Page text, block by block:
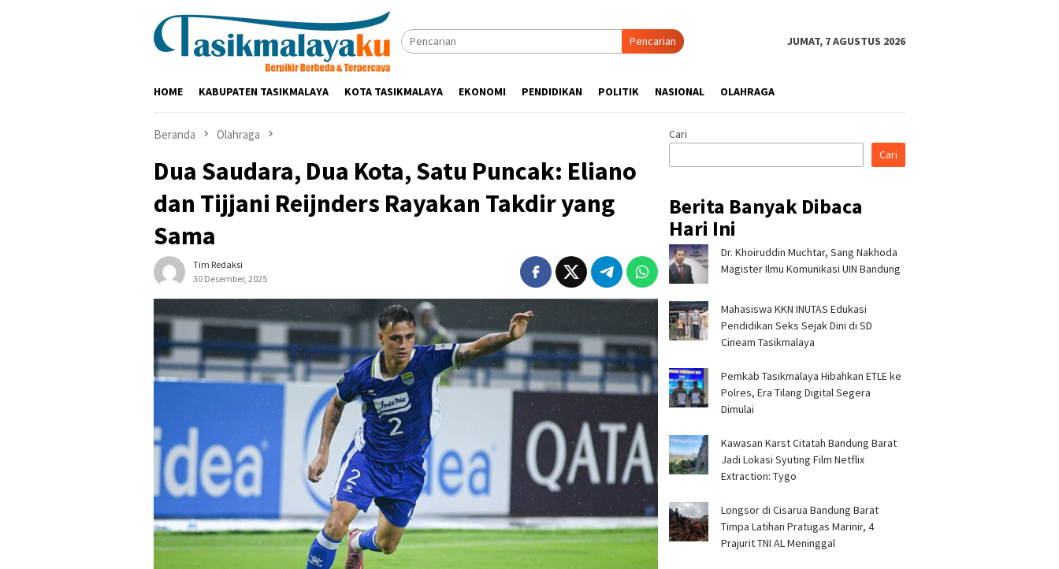
Pencarian JUMAT, 7 AGUSTUS 2026
HOME KABUPATEN TASIKMALAYA KOTA TASIKMALAYA EKONOMI PENDIDIKAN POLITIK NASIONAL OLAHRAGA
Beranda Olahraga
Dua Saudara, Dua Kota, Satu Puncak: Eliano
dan Tijjani Reijnders Rayakan Takdir yang
Sama
Tim Redaksi
30 Desember, 2025
Cari
Cari
Berita Banyak Dibaca
Hari Ini
Dr. Khoiruddin Muchtar, Sang Nakhoda
Magister Ilmu Komunikasi UIN Bandung
Mahasiswa KKN INUTAS Edukasi
Pendidikan Seks Sejak Dini di SD
Cineam Tasikmalaya
Pemkab Tasikmalaya Hibahkan ETLE ke
Polres, Era Tilang Digital Segera
Dimulai
Kawasan Karst Citatah Bandung Barat
Jadi Lokasi Syuting Film Netflix
Extraction: Tygo
Longsor di Cisarua Bandung Barat
Timpa Latihan Pra­tugas Marinir, 4
Prajurit TNI AL Meninggal